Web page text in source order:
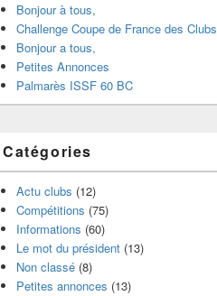
Bonjour à tous,
Challenge Coupe de France des Clubs
Bonjour a tous,
Petites Annonces
Palmarès ISSF 60 BC
Catégories
Actu clubs (12)
Compétitions (75)
Informations (60)
Le mot du président (13)
Non classé (8)
Petites annonces (13)